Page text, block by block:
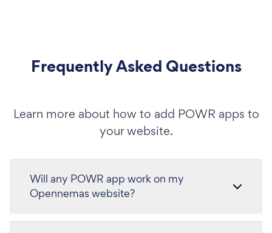
Frequently Asked Questions
Learn more about how to add POWR apps to
your website.
Will any POWR app work on my
Opennemas website?